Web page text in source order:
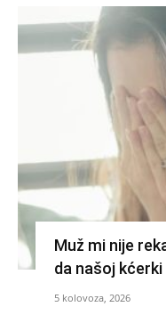
Muž mi nije
da našoj
5 kolovoza, 2026